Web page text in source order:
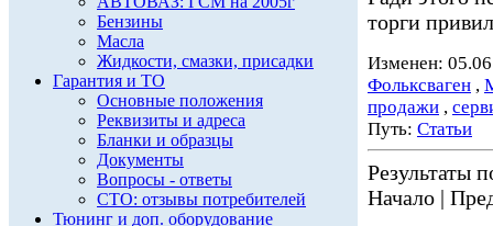
Бензины
Масла
Жидкости, смазки, присадки
Гарантия и ТО
Основные положения
Реквизиты и адреса
Бланки и образцы
Документы
Вопросы - ответы
СТО: отзывы потребителей
Тюнинг и доп. оборудование
торги
Изменен:
Фольксваген ,
продажи ,
Путь: Статьи
Результаты
Начало |